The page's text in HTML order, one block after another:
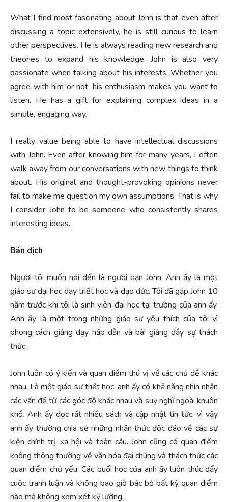
What I find most fascinating about John is that even after
discussing a topic extensively, he is still curious to learn
other perspectives. He is always reading new research and
theories to expand his knowledge. John is also very
passionate when talking about his interests. Whether you
agree with him or not, his enthusiasm makes you want to
listen. He has a gift for explaining complex ideas in a
simple, engaging way.
I really value being able to have intellectual discussions
with John. Even after knowing him for many years, I often
walk away from our conversations with new things to think
about. His original and thought-provoking opinions never
fail to make me question my own assumptions. That is why
I consider John to be someone who consistently shares
interesting ideas.
Bản dịch
Người tôi muốn nói đến là người bạn John. Anh ấy là một
giáo sư đại học dạy triết học và đạo đức. Tôi đã gặp John 10
năm trước khi tôi là sinh viên đại học tại trường của anh ấy.
Anh ấy là một trong những giáo sư yêu thích của tôi vì
phong cách giảng dạy hấp dẫn và bài giảng đầy sự thách
thức.
John luôn có ý kiến và quan điểm thú vị về các chủ đề khác
nhau. Là một giáo sư triết học, anh ấy có khả năng nhìn nhận
các vấn đề từ các góc độ khác nhau và suy nghĩ ngoài khuôn
khổ. Anh ấy đọc rất nhiều sách và cập nhật tin tức, vì vậy
anh ấy thường chia sẻ những nhận thức độc đáo về các sự
kiện chính trị, xã hội và toàn cầu. John cũng có quan điểm
không thông thường về văn hóa đại chúng và thách thức các
quan điểm chủ yếu. Các buổi học của anh ấy luôn thúc đẩy
cuộc tranh luận và không bao giờ bác bỏ bất kỳ quan điểm
nào mà không xem xét kỹ lưỡng.